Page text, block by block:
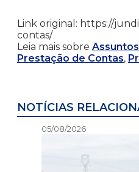
Link original: https://
contas/
Leia mais sobre
Prestação de Contas,
NOTÍCIAS
05/08/2026